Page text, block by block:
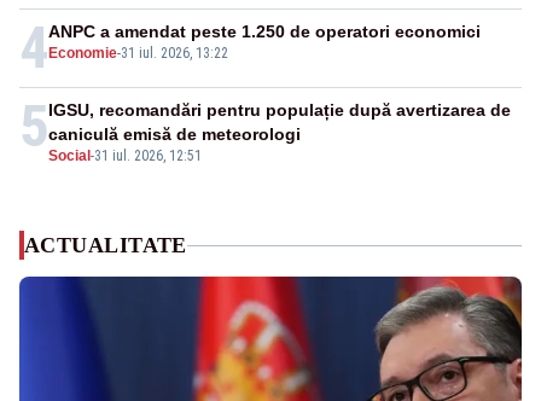
4 Economie-31 iul. 2026, 13:22
ANPC a amendat peste 1.250 de operatori economici
5Social -31 iul. 2026, 12:51
IGSU, recomandări pentru populație după avertizarea de
caniculă emisă de meteorologi
ACTUALITATE